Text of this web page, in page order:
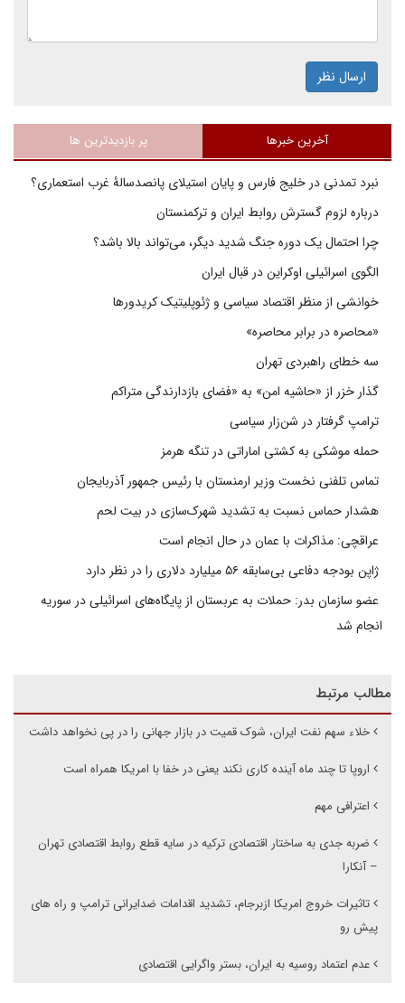
ارسال نظر
آخرین خبرها پر بازدیدترین ها
نبرد تمدنی در خلیج فارس و پایان استیلای پانصدسالۀ غرب استعماری؟
درباره لزوم گسترش روابط ایران و ترکمنستان
چرا احتمال یک دوره جنگ شدید دیگر، می‌تواند بالا باشد؟
الگوی اسرائیلی اوکراین در قبال ایران
خوانشی از منظر اقتصاد سیاسی و ژئوپلیتیک کریدورها
«محاصره در برابر محاصره»
سه خطای راهبردی تهران
گذار خزر از «حاشیه امن» به «فضای بازدارندگی متراکم
ترامپ گرفتار در شن‌زار سیاسی
حمله موشکی به کشتی اماراتی در تنگه هرمز
تماس تلفنی نخست وزیر ارمنستان با رئیس جمهور آذربایجان
هشدار حماس نسبت به تشدید شهرک‌سازی در بیت‌ لحم
عراقچی: مذاکرات با عمان در حال انجام است
ژاپن بودجه دفاعی بی‌سابقه ۵۶ میلیارد دلاری را در نظر دارد
عضو سازمان بدر: حملات به عربستان از پایگاه‌های اسرائیلی در سوریه
انجام شد
مطالب مرتبط
خلاء سهم نفت ایران، شوک قمیت در بازار جهانی را در پی نخواهد داشت
اروپا تا چند ماه آینده کاری نکند یعنی در خفا با امریکا همراه است
اعترافی مهم
ضربه جدی به ساختار اقتصادی ترکیه در سایه قطع روابط اقتصادی تهران
– آنکارا
تاثیرات خروج امریکا ازبرجام، تشدید اقدامات ضدایرانی ترامپ و راه های
پیش رو
عدم اعتماد روسیه به ایران، بستر واگرایی اقتصادی